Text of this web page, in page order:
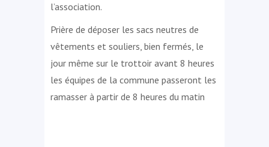
l’association.
Prière de déposer les sacs neutres de
vêtements et souliers, bien fermés, le
jour même sur le trottoir avant 8 heures
les équipes de la commune passeront les
ramasser à partir de 8 heures du matin